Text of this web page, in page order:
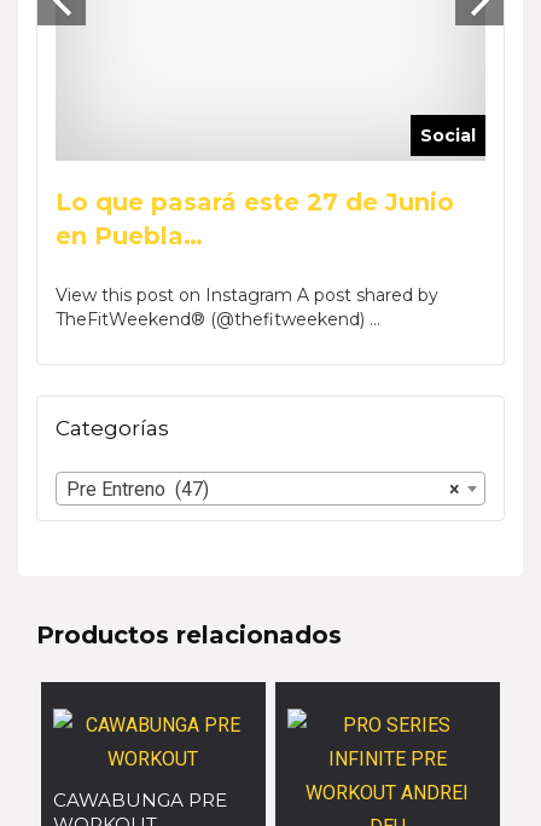
Social
Lo que pasará este 27 de Junio
en Puebla…
View this post on Instagram A post shared by
TheFitWeekend® (@thefitweekend) ...
Categorías
×
Pre Entreno (47)
Productos relacionados
CAWABUNGA PRE